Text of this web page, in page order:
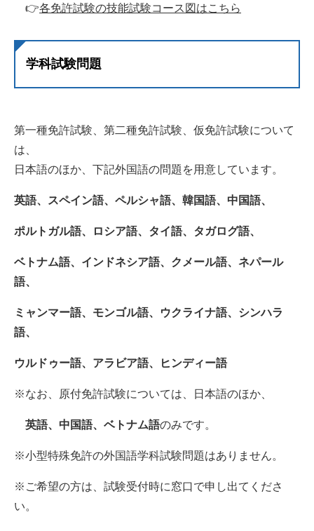
👉各免許試験の技能試験コース図はこちら
学科試験問題
第一種免許試験、第二種免許試験、仮免許試験について
は、
日本語のほか、下記外国語の問題を用意しています。
英語、スペイン語、ペルシャ語、韓国語、中国語、
ポルトガル語、ロシア語、タイ語、タガログ語、
ベトナム語、インドネシア語、クメール語、ネパール
語、
ミャンマー語、モンゴル語、ウクライナ語、シンハラ
語、
ウルドゥー語、アラビア語、ヒンディー語
※なお、原付免許試験については、日本語のほか、
英語、中国語、ベトナム語のみです。
※小型特殊免許の外国語学科試験問題はありません。
※ご希望の方は、試験受付時に窓口で申し出てくださ
い。